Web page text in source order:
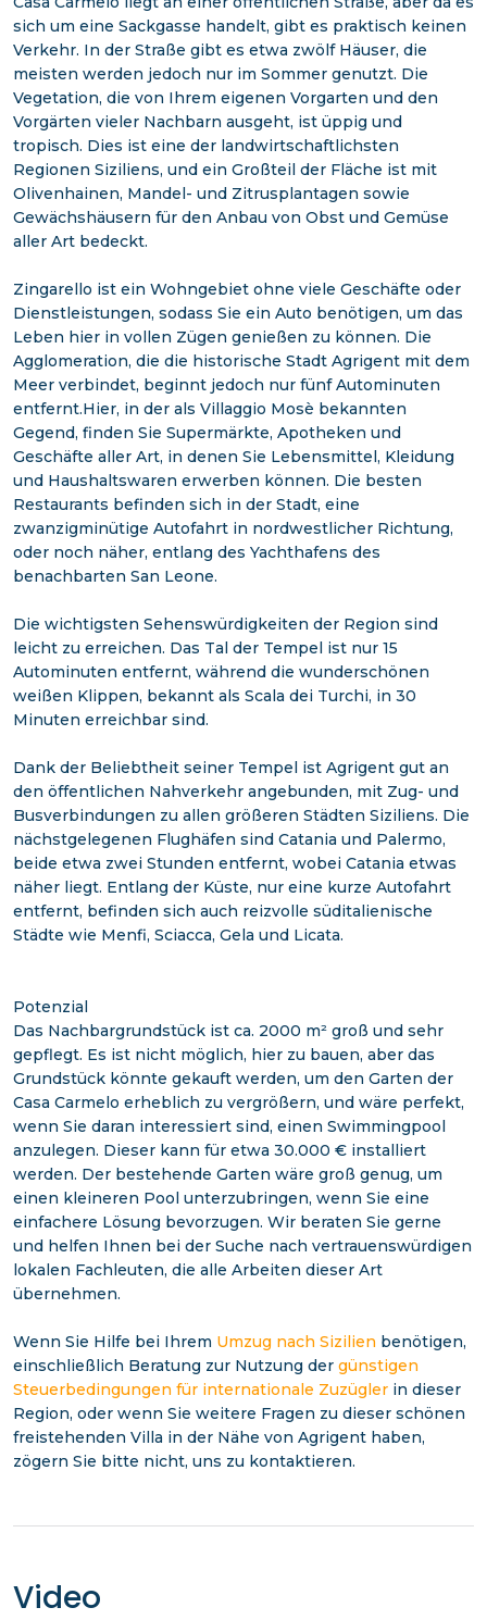
sich um eine Sackgasse handelt, gibt es praktisch keinen
Verkehr. In der Straße gibt es etwa zwölf Häuser, die
meisten werden jedoch nur im Sommer genutzt. Die
Vegetation, die von Ihrem eigenen Vorgarten und den
Vorgärten vieler Nachbarn ausgeht, ist üppig und
tropisch. Dies ist eine der landwirtschaftlichsten
Regionen Siziliens, und ein Großteil der Fläche ist mit
Olivenhainen, Mandel- und Zitrusplantagen sowie
Gewächshäusern für den Anbau von Obst und Gemüse
aller Art bedeckt.
Zingarello ist ein Wohngebiet ohne viele Geschäfte oder
Dienstleistungen, sodass Sie ein Auto benötigen, um das
Leben hier in vollen Zügen genießen zu können. Die
Agglomeration, die die historische Stadt Agrigent mit dem
Meer verbindet, beginnt jedoch nur fünf Autominuten
entfernt.Hier, in der als Villaggio Mosè bekannten
Gegend, finden Sie Supermärkte, Apotheken und
Geschäfte aller Art, in denen Sie Lebensmittel, Kleidung
und Haushaltswaren erwerben können. Die besten
Restaurants befinden sich in der Stadt, eine
zwanzigminütige Autofahrt in nordwestlicher Richtung,
oder noch näher, entlang des Yachthafens des
benachbarten San Leone.
Die wichtigsten Sehenswürdigkeiten der Region sind
leicht zu erreichen. Das Tal der Tempel ist nur 15
Autominuten entfernt, während die wunderschönen
weißen Klippen, bekannt als Scala dei Turchi, in 30
Minuten erreichbar sind.
Dank der Beliebtheit seiner Tempel ist Agrigent gut an
den öffentlichen Nahverkehr angebunden, mit Zug- und
Busverbindungen zu allen größeren Städten Siziliens. Die
nächstgelegenen Flughäfen sind Catania und Palermo,
beide etwa zwei Stunden entfernt, wobei Catania etwas
näher liegt. Entlang der Küste, nur eine kurze Autofahrt
entfernt, befinden sich auch reizvolle süditalienische
Städte wie Menfi, Sciacca, Gela und Licata.
Potenzial
Das Nachbargrundstück ist ca. 2000 m² groß und sehr
gepflegt. Es ist nicht möglich, hier zu bauen, aber das
Grundstück könnte gekauft werden, um den Garten der
Casa Carmelo erheblich zu vergrößern, und wäre perfekt,
wenn Sie daran interessiert sind, einen Swimmingpool
anzulegen. Dieser kann für etwa 30.000 € installiert
werden. Der bestehende Garten wäre groß genug, um
einen kleineren Pool unterzubringen, wenn Sie eine
einfachere Lösung bevorzugen. Wir beraten Sie gerne
und helfen Ihnen bei der Suche nach vertrauenswürdigen
lokalen Fachleuten, die alle Arbeiten dieser Art
übernehmen.
Wenn Sie Hilfe bei Ihrem Umzug nach Sizilien benötigen,
einschließlich Beratung zur Nutzung der günstigen
Steuerbedingungen für internationale Zuzügler in dieser
Region, oder wenn Sie weitere Fragen zu dieser schönen
freistehenden Villa in der Nähe von Agrigent haben,
zögern Sie bitte nicht, uns zu kontaktieren.
Video